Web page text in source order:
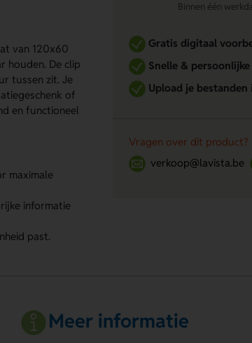
van 120x60
houden. De clip
tussen zit. Je
of
en functioneel
maximale
informatie
past.
Binnen één
Gratis digitaal
Snelle &
Upload je bestanden
Vragen over dit product?
verkoop@lavista.be
Meer informatie